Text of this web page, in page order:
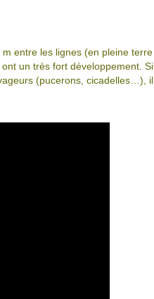
entre les lignes (en pleine terre
un très fort développement. Si
(pucerons, cicadelles…), il